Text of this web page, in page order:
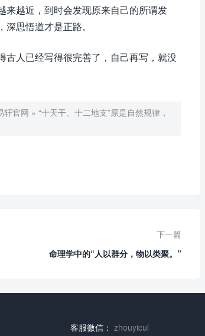
来越近，到时会发现原来自己的所谓发
思悟道才是正路。
古人已经写得很完善了，自己再写，就没
轩官网 » “十天干、十二地支”原是自然规律，
下一篇
命理学中的“人以群分，物以类聚。”
客服微信： zhouyicul